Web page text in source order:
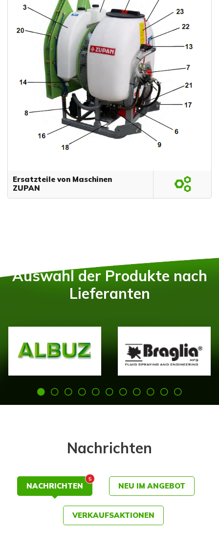
Ersatzteile von Maschinen
ZUPAN
Auswahl der Produkte nach
Lieferanten
Nachrichten
NACHRICHTEN
5
NEU IM ANGEBOT
VERKAUFSAKTIONEN